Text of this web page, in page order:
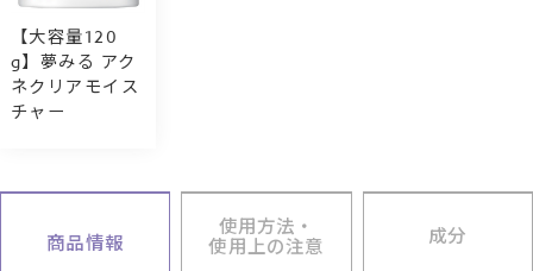
【大容量120
g】夢みる アク
ネクリアモイス
チャー
商品情報
使用方法・
使用上の注意 成分